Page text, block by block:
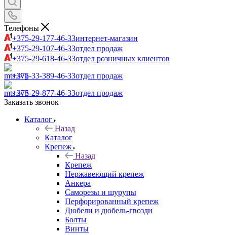
Телефоны
+375-29-177-46-33интернет-магазин
+375-29-107-46-33отдел продаж
+375-29-618-46-33отдел розничных клиентов
+375-33-389-46-33отдел продаж
+375-29-877-46-33отдел продаж
Заказать звонок
Каталог
Назад
Каталог
Крепеж
Назад
Крепеж
Нержавеющий крепеж
Анкера
Саморезы и шурупы
Перфорированный крепеж
Дюбели и дюбель-гвозди
Болты
Винты